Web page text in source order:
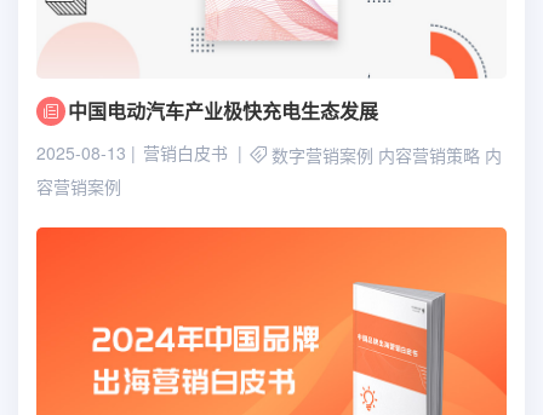
中国电动汽车产业极快充电生态发展
2025-08-13 营销白皮书 数字营销案例 内容营销策略 内
容营销案例